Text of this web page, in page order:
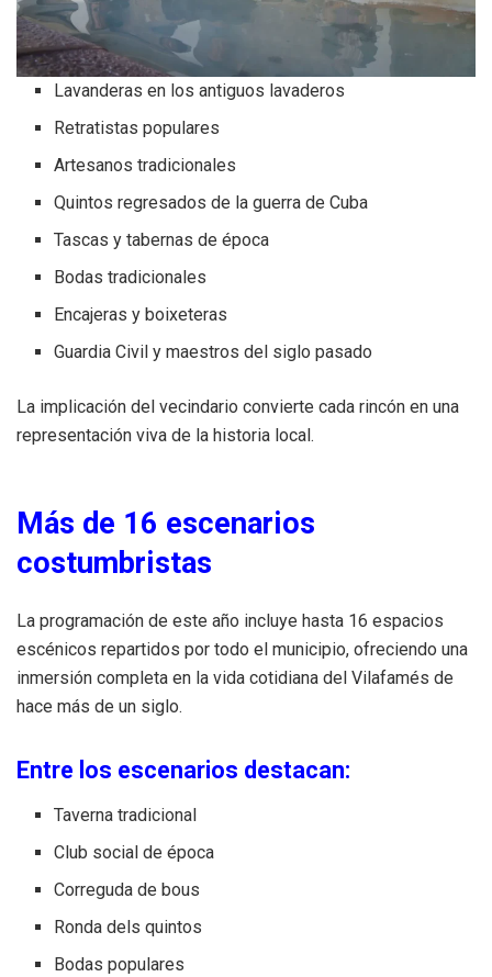
Lavanderas en los antiguos lavaderos
Retratistas populares
Artesanos tradicionales
Quintos regresados de la guerra de Cuba
Tascas y tabernas de época
Bodas tradicionales
Encajeras y boixeteras
Guardia Civil y maestros del siglo pasado
La implicación del vecindario convierte cada rincón en una
representación viva de la historia local.
Más de 16 escenarios
costumbristas
La programación de este año incluye hasta 16 espacios
escénicos repartidos por todo el municipio, ofreciendo una
inmersión completa en la vida cotidiana del Vilafamés de
hace más de un siglo.
Entre los escenarios destacan:
Taverna tradicional
Club social de época
Correguda de bous
Ronda dels quintos
Bodas populares